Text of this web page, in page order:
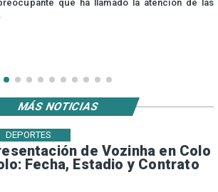
que ha llamado la atención de las
de Vozinha en Colo
Fecha, Estadio y Contrato
DEPORTES
MÁS NOTICIAS